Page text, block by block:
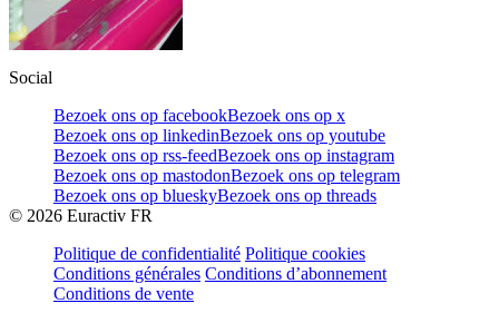
Social
Bezoek ons op facebookBezoek ons op x
Bezoek ons op linkedinBezoek ons op youtube
Bezoek ons op rss-feedBezoek ons op instagram
Bezoek ons op mastodonBezoek ons op telegram
Bezoek ons op blueskyBezoek ons op threads
© 2026 Euractiv FR
Politique de confidentialité Politique cookies
Conditions générales Conditions d’abonnement
Conditions de vente